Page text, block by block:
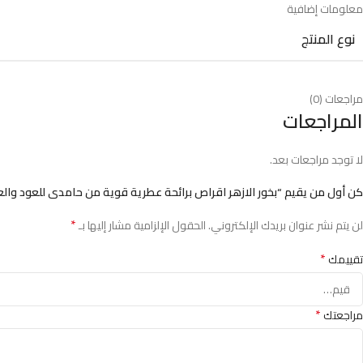
معلومات إضافية
نوع المنتج
مراجعات (0)
المراجعات
لا توجد مراجعات بعد.
كن أول من يقيم “بخور الازهر اقراص برائحة عطرية قوية من حامدى للعود
لن يتم نشر عنوان بريدك الإلكتروني.الحقول الإلزامية مشار إليها بـ*
تقييمك*
مراجعتك*